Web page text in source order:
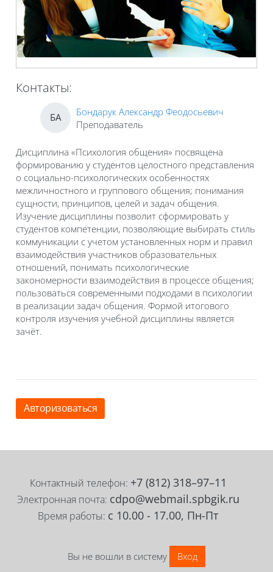
Контакты:
БА
Бондарук Александр Феодосьевич
Преподаватель
Дисциплина «Психология общения» посвящена
формированию у студентов целостного представления
о социально-психологических особенностях
межличностного и группового общения; понимания
сущности, принципов, целей и задач общения.
Изучение дисциплины позволит сформировать у
студентов компетенции, позволяющие выбирать стиль
коммуникации с учетом установленных норм и правил
взаимодействия участников образовательных
отношений, понимать психологические
закономерности взаимодействия в процессе общения;
пользоваться современными подходами в психологии
в реализации задач общения. Формой итогового
контроля изучения учебной дисциплины является
зачёт.
Авторизоваться
Контактный телефон: +7 (812) 318–97–11
Электронная почта: cdpo@webmail.spbgik.ru
Время работы: с 10.00 - 17.00, Пн-Пт
Вы не вошли в систему Вход